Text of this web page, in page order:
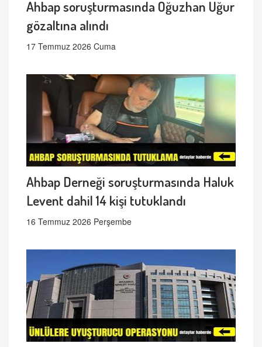
Ahbap soruşturmasında Oğuzhan Uğur
gözaltına alındı
17 Temmuz 2026 Cuma
Ahbap Derneği soruşturmasında Haluk
Levent dahil 14 kişi tutuklandı
16 Temmuz 2026 Perşembe